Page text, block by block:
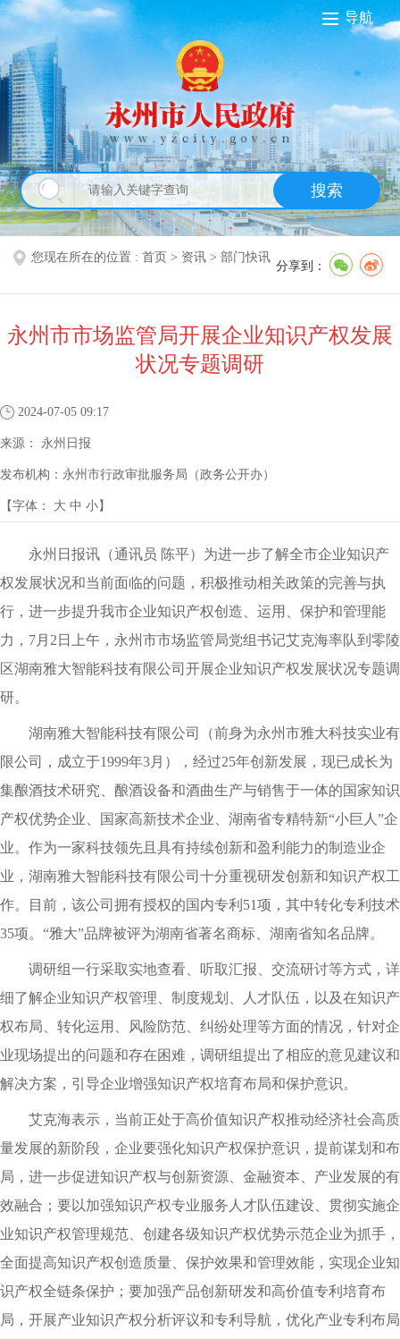
导航
搜索
您现在所在的位置 : 首页 > 资讯 > 部门快讯
分享到：
永州市市场监管局开展企业知识产权发展
状况专题调研
2024-07-05 09:17
来源： 永州日报
发布机构： 永州市行政审批服务局（政务公开办）
【字体： 大 中 小】
永州日报讯（通讯员 陈平）为进一步了解全市企业知识产
权发展状况和当前面临的问题，积极推动相关政策的完善与执
行，进一步提升我市企业知识产权创造、运用、保护和管理能
力，7月2日上午，永州市市场监管局党组书记艾克海率队到零陵
区湖南雅大智能科技有限公司开展企业知识产权发展状况专题调
研。
湖南雅大智能科技有限公司（前身为永州市雅大科技实业有
限公司，成立于1999年3月），经过25年创新发展，现已成长为
集酿酒技术研究、酿酒设备和酒曲生产与销售于一体的国家知识
产权优势企业、国家高新技术企业、湖南省专精特新“小巨人”企
业。作为一家科技领先且具有持续创新和盈利能力的制造业企
业，湖南雅大智能科技有限公司十分重视研发创新和知识产权工
作。目前，该公司拥有授权的国内专利51项，其中转化专利技术
35项。“雅大”品牌被评为湖南省著名商标、湖南省知名品牌。
调研组一行采取实地查看、听取汇报、交流研讨等方式，详
细了解企业知识产权管理、制度规划、人才队伍，以及在知识产
权布局、转化运用、风险防范、纠纷处理等方面的情况，针对企
业现场提出的问题和存在困难，调研组提出了相应的意见建议和
解决方案，引导企业增强知识产权培育布局和保护意识。
艾克海表示，当前正处于高价值知识产权推动经济社会高质
量发展的新阶段，企业要强化知识产权保护意识，提前谋划和布
局，进一步促进知识产权与创新资源、金融资本、产业发展的有
效融合；要以加强知识产权专业服务人才队伍建设、贯彻实施企
业知识产权管理规范、创建各级知识产权优势示范企业为抓手，
全面提高知识产权创造质量、保护效果和管理效能，实现企业知
识产权全链条保护；要加强产品创新研发和高价值专利培育布
局，开展产业知识产权分析评议和专利导航，优化产业专利布局